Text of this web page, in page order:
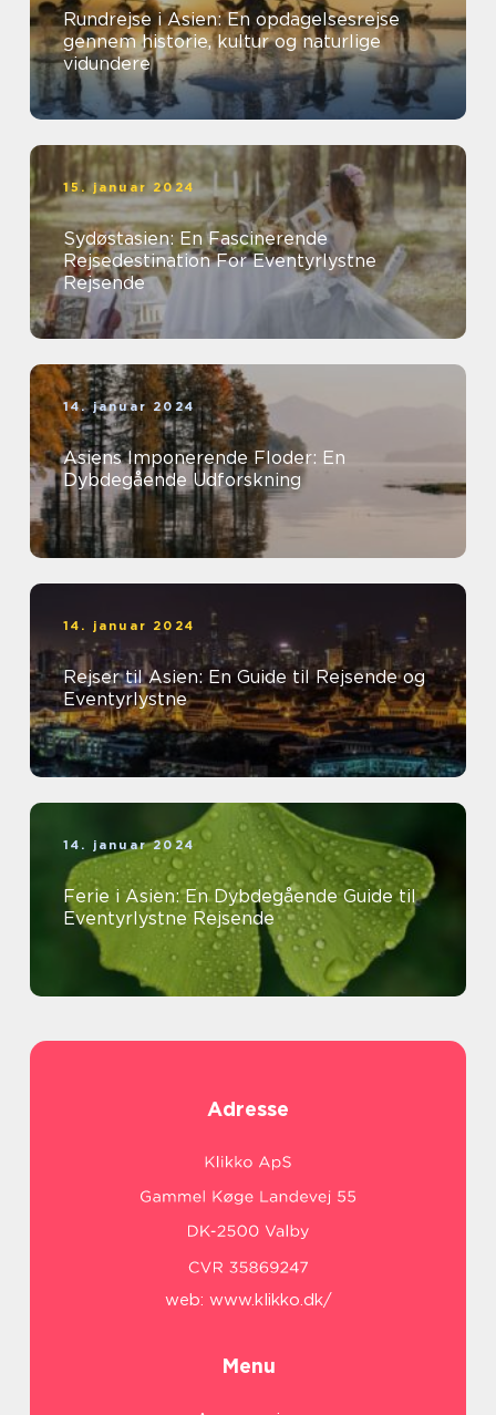
Rundrejse i Asien: En opdagelsesrejse
gennem historie, kultur og naturlige
vidundere
15. januar 2024
Sydøstasien: En Fascinerende
Rejsedestination For Eventyrlystne
Rejsende
14. januar 2024
Asiens Imponerende Floder: En
Dybdegående Udforskning
14. januar 2024
Rejser til Asien: En Guide til Rejsende og
Eventyrlystne
14. januar 2024
Ferie i Asien: En Dybdegående Guide til
Eventyrlystne Rejsende
Adresse
web: www.klikko.dk/
Menu